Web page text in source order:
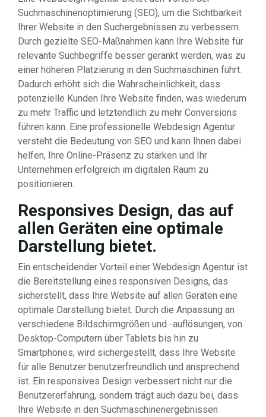
Suchmaschinenoptimierung (SEO), um die Sichtbarkeit
Ihrer Website in den Suchergebnissen zu verbessern.
Durch gezielte SEO-Maßnahmen kann Ihre Website für
relevante Suchbegriffe besser gerankt werden, was zu
einer höheren Platzierung in den Suchmaschinen führt.
Dadurch erhöht sich die Wahrscheinlichkeit, dass
potenzielle Kunden Ihre Website finden, was wiederum
zu mehr Traffic und letztendlich zu mehr Conversions
führen kann. Eine professionelle Webdesign Agentur
versteht die Bedeutung von SEO und kann Ihnen dabei
helfen, Ihre Online-Präsenz zu stärken und Ihr
Unternehmen erfolgreich im digitalen Raum zu
positionieren.
Responsives Design, das auf
allen Geräten eine optimale
Darstellung bietet.
Ein entscheidender Vorteil einer Webdesign Agentur ist
die Bereitstellung eines responsiven Designs, das
sicherstellt, dass Ihre Website auf allen Geräten eine
optimale Darstellung bietet. Durch die Anpassung an
verschiedene Bildschirmgrößen und -auflösungen, von
Desktop-Computern über Tablets bis hin zu
Smartphones, wird sichergestellt, dass Ihre Website
für alle Benutzer benutzerfreundlich und ansprechend
ist. Ein responsives Design verbessert nicht nur die
Benutzererfahrung, sondern trägt auch dazu bei, dass
Ihre Website in den Suchmaschinenergebnissen